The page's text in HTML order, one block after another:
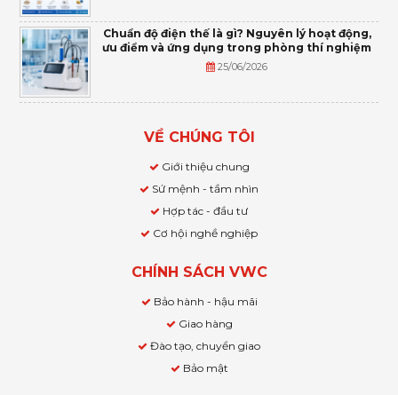
Chuẩn độ điện thế là gì? Nguyên lý hoạt động,
ưu điểm và ứng dụng trong phòng thí nghiệm
25/06/2026
VỀ CHÚNG TÔI
Giới thiệu chung
Sứ mệnh - tầm nhìn
Hợp tác - đầu tư
Cơ hội nghề nghiệp
CHÍNH SÁCH VWC
Bảo hành - hậu mãi
Giao hàng
Đào tạo, chuyển giao
Bảo mật